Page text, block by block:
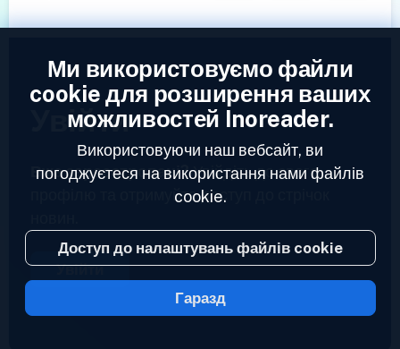
Увійти
Вже зареєстровані?Увійдіть до свого
профілю та отримуйте доступ до стрічок
Увійти
2023 © Inoreader
Ми використовуємо файли
cookie для розширення ваших
можливостей Inoreader.
Використовуючи наш вебсайт, ви
погоджуєтеся на використання нами файлів
cookie.
Доступ до налаштувань файлів cookie
Гаразд